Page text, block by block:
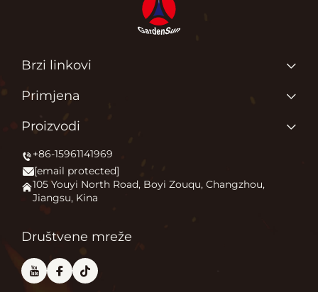
Brzi linkovi
Glavna stranica
Novice
Primjena
Često Postavljana Pitanja
Primjena
Zašto volimo ono što radimo?
Proizvodi
Grejač terase
Kamin na otvorenom
Peć za pizzu
+86-15961141969
[email protected]
105 Youyi North Road, Boyi Zouqu, Changzhou,
Jiangsu, Kina
Društvene mreže